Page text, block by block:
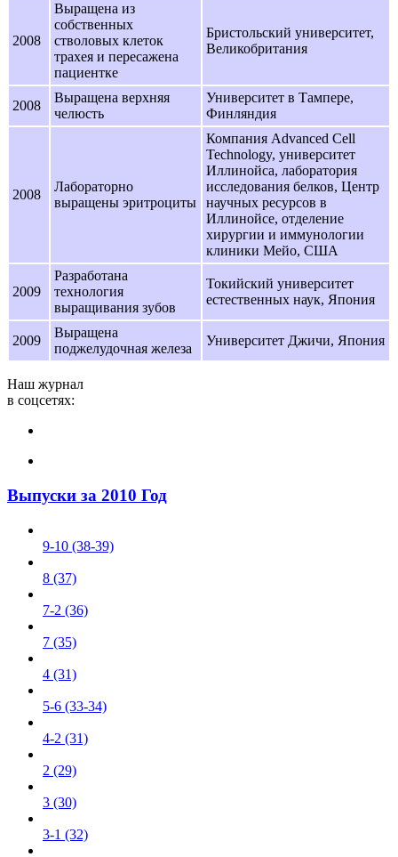
2008
Выращена из
собственных
стволовых клеток
трахея и пересажена
пациентке
Бристольский университет,
Великобритания
2008
Выращена верхняя
челюсть
Университет в Тампере,
Финляндия
2008
Лабораторно
выращены эритроциты
Компания Advanced Cell
Technology, университет
Иллинойса, лаборатория
исследования белков, Центр
научных ресурсов в
Иллинойсе, отделение
хирургии и иммунологии
клиники Мейо, США
2009
Разработана
технология
выращивания зубов
Токийский университет
естественных наук, Япония
2009
Выращена
поджелудочная железа
Университет Джичи, Япония
Наш журнал
в соцсетях:
Выпуски за 2010 Год
9-10 (38-39)
8 (37)
7-2 (36)
7 (35)
4 (31)
5-6 (33-34)
4-2 (31)
2 (29)
3 (30)
3-1 (32)